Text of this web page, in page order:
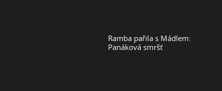
Ramba pařila s Mádlem:
Panáková smršť